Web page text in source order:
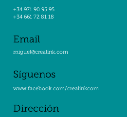
+34 971 90 95 95
+34 661 72 81 18
Email
miguel@crealink.com
Síguenos
www.facebook.com/crealinkcom
Dirección